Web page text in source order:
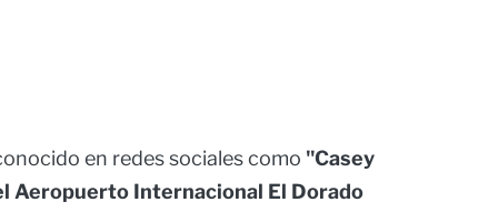
en redes sociales como "Casey
Aeropuerto Internacional El Dorado